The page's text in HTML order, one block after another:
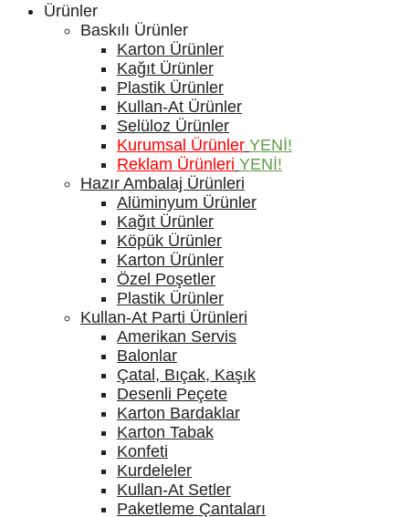
Ürünler
Baskılı Ürünler
Karton Ürünler
Kağıt Ürünler
Plastik Ürünler
Kullan-At Ürünler
Selüloz Ürünler
Kurumsal Ürünler YENİ!
Reklam Ürünleri YENİ!
Hazır Ambalaj Ürünleri
Alüminyum Ürünler
Kağıt Ürünler
Köpük Ürünler
Karton Ürünler
Özel Poşetler
Plastik Ürünler
Kullan-At Parti Ürünleri
Amerikan Servis
Balonlar
Çatal, Bıçak, Kaşık
Desenli Peçete
Karton Bardaklar
Karton Tabak
Konfeti
Kurdeleler
Kullan-At Setler
Paketleme Çantaları